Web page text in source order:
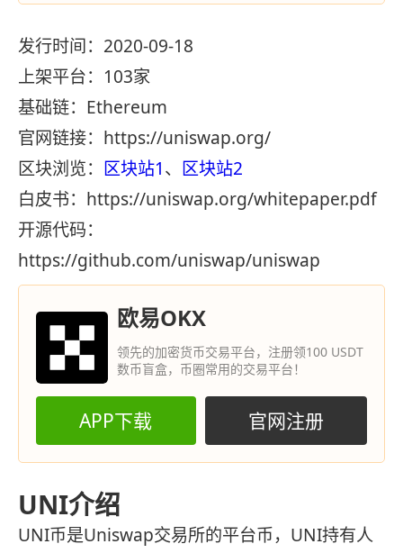
发行时间：2020-09-18
上架平台：103家
基础链：Ethereum
官网链接：https://uniswap.org/
区块浏览： 区块站1、 区块站2
白皮书：https://uniswap.org/whitepaper.pdf
开源代码：
https://github.com/uniswap/uniswap
欧易OKX
领先的加密货币交易平台，注册领100 USDT
数币盲盒，币圈常用的交易平台！
APP下载 官网注册
UNI介绍
UNI币是Uniswap交易所的平台币，UNI持有人